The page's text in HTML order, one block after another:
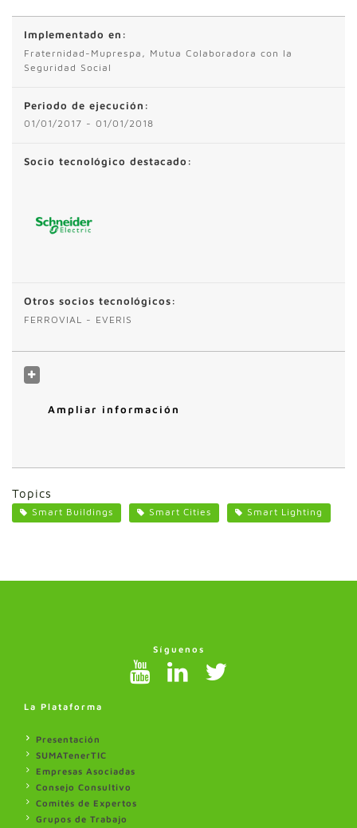
Implementado en:
Fraternidad-Muprespa, Mutua Colaboradora con la
Seguridad Social
Periodo de ejecución:
01/01/2017 - 01/01/2018
Socio tecnológico destacado:
Otros socios tecnológicos:
FERROVIAL - EVERIS
Ampliar información
Topics
Smart Buildings Smart Cities Smart Lighting
Síguenos
La Plataforma
Presentación
SUMATenerTIC
Empresas Asociadas
Consejo Consultivo
Comités de Expertos
Grupos de Trabajo